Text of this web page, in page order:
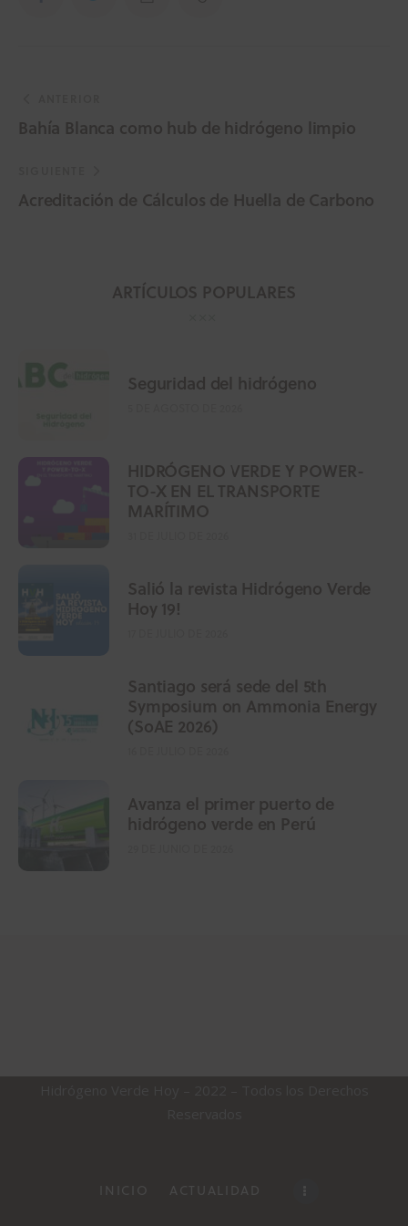
Bahía Blanca como hub de hidrógeno limpio
Acreditación de Cálculos de Huella de Carbono
ARTÍCULOS POPULARES
Seguridad del hidrógeno
HIDRÓGENO VERDE Y POWER-
TO-X EN EL TRANSPORTE
MARÍTIMO
Salió la revista Hidrógeno Verde
Hoy 19!
Santiago será sede del 5th
Symposium on Ammonia Energy
(SoAE 2026)
Avanza el primer puerto de
hidrógeno verde en Perú
INICIO ACTUALIDAD